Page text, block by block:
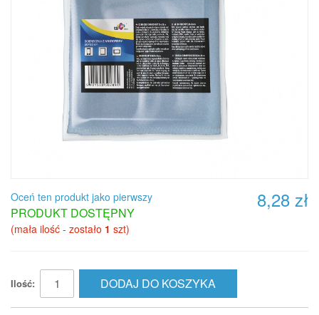
8,28 zł
Oceń ten produkt jako pierwszy
PRODUKT DOSTĘPNY
(mała ilość - zostało 1 szt)
Ilość: DODAJ DO KOSZYKA